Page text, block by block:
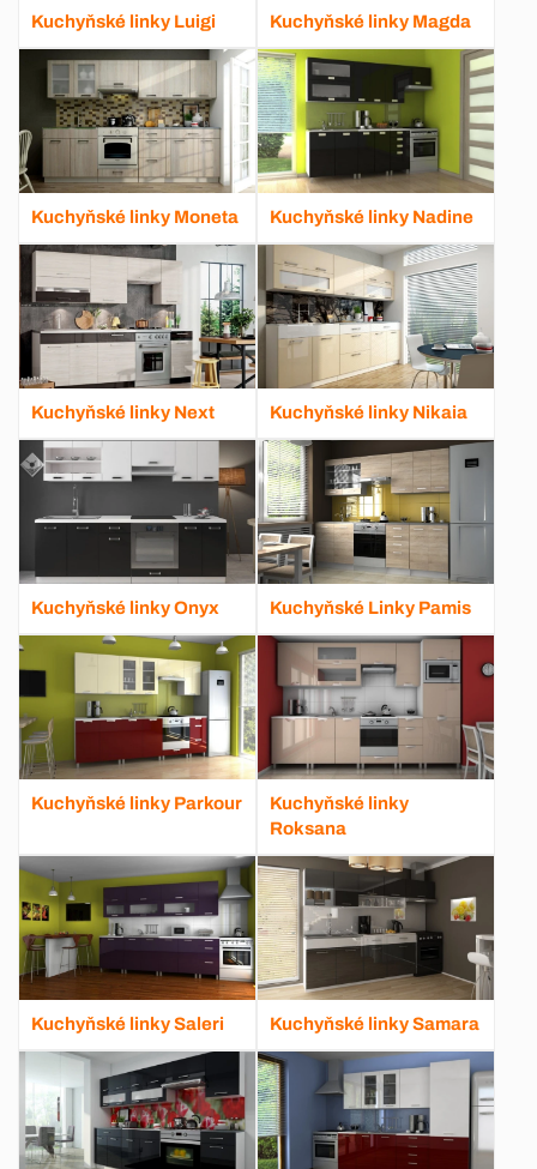
Kuchyňské linky Luigi Kuchyňské linky Magda
Kuchyňské linky Moneta Kuchyňské linky Nadine
Kuchyňské linky Next Kuchyňské linky Nikaia
Kuchyňské linky Onyx Kuchyňské Linky Pamis
Kuchyňské linky Parkour
Kuchyňské linky
Roksana
Kuchyňské linky Saleri Kuchyňské linky Samara